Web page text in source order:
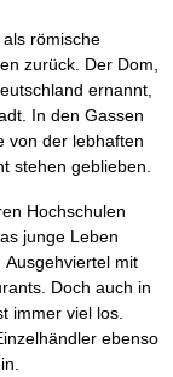
römische
zurück. Der Dom,
ernannt,
In den Gassen
von der lebhaften
stehen geblieben.
Hochschulen
junge Leben
mit
Doch auch in
immer viel los.
ebenso